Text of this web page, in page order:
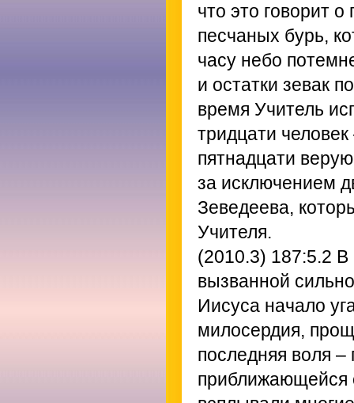
что это говорит
песчаных бурь,
часу небо
и остатки зевак
время Учитель
тридцати
пятнадцати
за исключением
Зеведеева,
Учителя.
(2010.3) 187:5.2 В
вызванной
Иисуса начало
милосердия,
последняя воля –
приближающейся